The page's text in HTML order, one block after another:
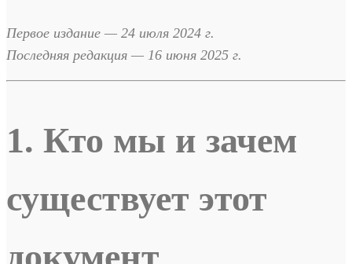
Первое издание — 24 июля 2024 г.
Последняя редакция — 16 июня 2025 г.
1. Кто мы и зачем
существует этот